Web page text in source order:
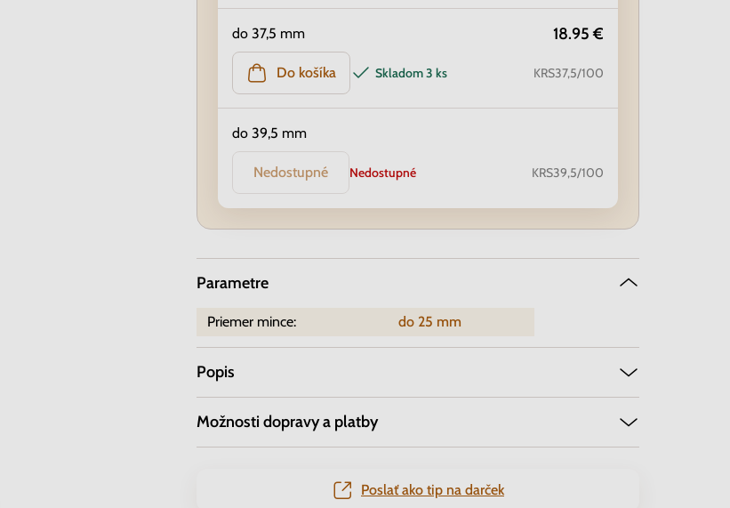
do 37,5 mm 18.95 €
Do košíka Skladom3 ks KRS37,5/100
do 39,5 mm
Nedostupné Nedostupné KRS39,5/100
Parametre
Priemer mince: do 25 mm
Popis
Možnosti dopravy a platby
Poslať ako tip na darček